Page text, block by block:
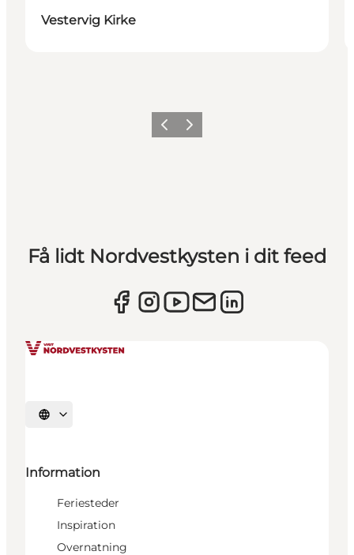
Vestervig Kirke
ForrigeNæste
Få lidt Nordvestkysten i dit feed
Vælg sprog
Information
Feriesteder
Inspiration
Overnatning